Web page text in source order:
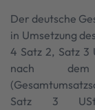
Der deutsche
in Umsetzung
4 Satz 2, Satz 3
nach
Satz 3